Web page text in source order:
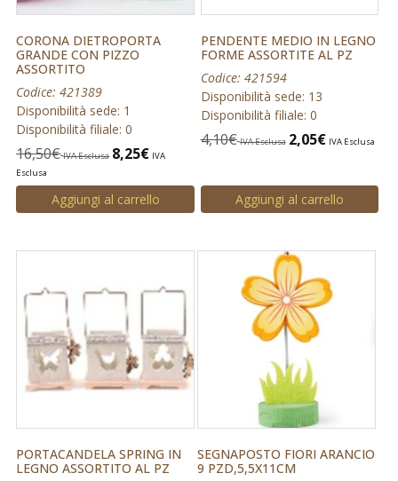
CORONA DIETROPORTA
GRANDE CON PIZZO
ASSORTITO
Codice: 421389
Disponibilità sede: 1
Disponibilità filiale: 0
16,50€ IVA Esclusa 8,25€ IVA
Esclusa
Aggiungi al carrello
PENDENTE MEDIO IN LEGNO
FORME ASSORTITE AL PZ
Codice: 421594
Disponibilità sede: 13
Disponibilità filiale: 0
4,10€ IVA Esclusa 2,05€ IVA Esclusa
Aggiungi al carrello
PORTACANDELA SPRING IN
LEGNO ASSORTITO AL PZ
SEGNAPOSTO FIORI ARANCIO
9 PZD,5,5X11CM